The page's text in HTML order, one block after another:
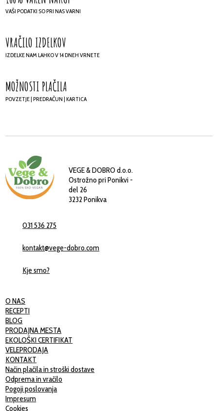
VAŠI PODATKI SO PRI NAS VARNI
VRAČILO IZDELKOV
IZDELKE NAM LAHKO V 14 DNEH VRNETE
MOŽNOSTI PLAČILA
POVZETJE | PREDRAČUN | KARTICA
VEGE & DOBRO d.o.o.
Ostrožno pri Ponikvi -
del 26
3232 Ponikva
031 536 275
kontakt@vege-dobro.com
Kje smo?
O NAS
RECEPTI
BLOG
PRODAJNA MESTA
EKOLOŠKI CERTIFIKAT
VELEPRODAJA
KONTAKT
Način plačila in stroški dostave
Odprema in vračilo
Pogoji poslovanja
Impresum
Cookies